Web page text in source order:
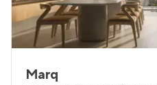
Marq